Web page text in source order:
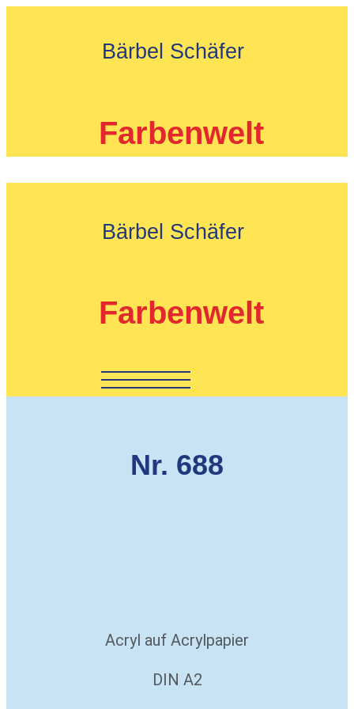
Bärbel Schäfer
Farbenwelt
Bärbel Schäfer
Farbenwelt
Nr. 688
Acryl auf Acrylpapier
DIN A2